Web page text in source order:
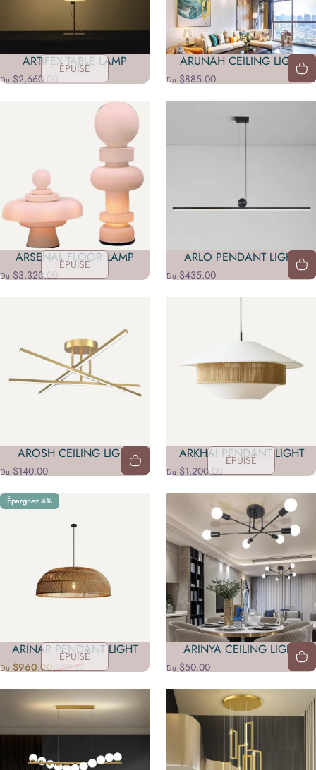
ÉPUISÉ
ARTIFEX TABLE LAMP
Du $2,660.00
ARUNAH CEILING LIGHT
Du $885.00
ÉPUISÉ
ARSENAL FLOOR LAMP
Du $3,320.00
ARLO PENDANT LIGHT
Du $435.00
AROSH CEILING LIGHT
Du $140.00
ÉPUISÉ
ARKHAI PENDANT LIGHT
Du $1,200.00
Épargnez 4%
ÉPUISÉ
ARINAR PENDANT LIGHT
Prix promotionnel
Du $960.00
Prix habituel$999.95
ARINYA CEILING LIGHT
Du $50.00